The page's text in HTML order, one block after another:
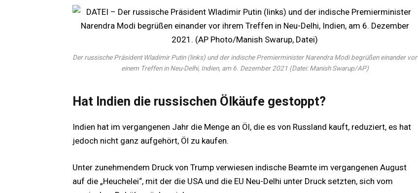
Der russische Präsident Wladimir Putin (links) und der indische Premierminister Narendra Modi begrüßen einander vor
einem Treffen in Neu-Delhi, Indien, am 6. Dezember 2021 (Datei: Manish Swarup/AP)
Hat Indien die russischen Ölkäufe gestoppt?
Indien hat im vergangenen Jahr die Menge an Öl, die es von Russland kauft, reduziert, es hat
jedoch nicht ganz aufgehört, Öl zu kaufen.
Unter zunehmendem Druck von Trump verwiesen indische Beamte im vergangenen August
auf die „Heuchelei“, mit der die USA und die EU Neu-Delhi unter Druck setzten, sich vom